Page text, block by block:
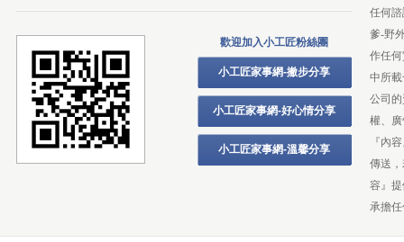
歡迎加入小工匠粉絲團
小工匠家事網-撇步分享
小工匠家事網-好心情分享
小工匠家事網-溫馨分享
任何
爹-野
作任
中所
公司
權、
『內
傳送
容』
承擔